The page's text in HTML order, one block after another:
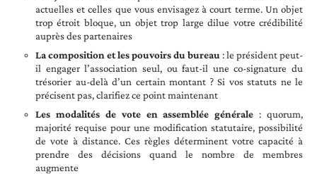
actuelles et celles que vous envisagez à court terme. Un objet
trop étroit bloque, un objet trop large dilue votre crédibilité
auprès des partenaires
La composition et les pouvoirs du bureau : le président peut-
il engager l’association seul, ou faut-il une co-signature du
trésorier au-delà d’un certain montant ? Si vos statuts ne le
précisent pas, clarifiez ce point maintenant
Les modalités de vote en assemblée générale : quorum,
majorité requise pour une modification statutaire, possibilité
de vote à distance. Ces règles déterminent votre capacité à
prendre des décisions quand le nombre de membres
augmente